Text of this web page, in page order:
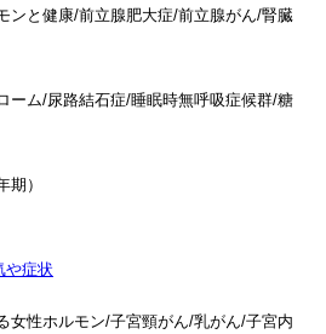
と健康/前立腺肥大症/前立腺がん/腎臓
/尿路結石症/睡眠時無呼吸症候群/糖
）
や症状
性ホルモン/子宮頸がん/乳がん/子宮内